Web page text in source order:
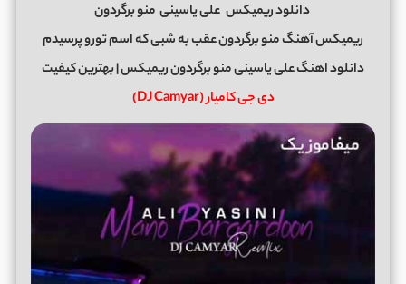
دانلود ریمیکس علی یاسینی منو برگردون
ریمیکس آهنگ منو برگردون عقب به شبی که اسم تورو پرسیدم
دانلود اهنگ علی یاسینی منو برگردون ریمیکس | بهترین کیفیت
دی جی کامیار (DJ Camyar)